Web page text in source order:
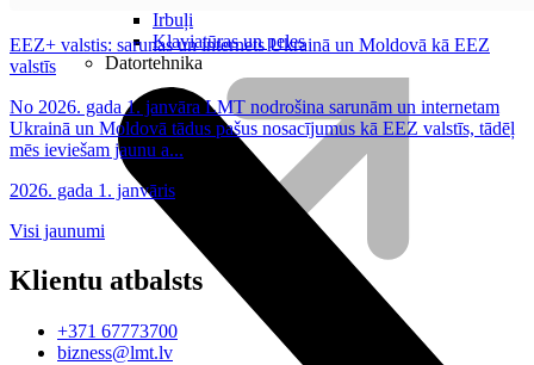
Irbuļi
Klaviatūras un peles
Datortehnika
EEZ+ valstis: sarunas un internets Ukrainā un Moldovā kā EEZ
valstīs
No 2026. gada 1. janvāra LMT nodrošina sarunām un internetam
Ukrainā un Moldovā tādus pašus nosacījumus kā EEZ valstīs, tādēļ
mēs ieviešam jaunu a...
2026. gada 1. janvāris
Visi jaunumi
Klientu atbalsts
+371 67773700
bizness@lmt.lv